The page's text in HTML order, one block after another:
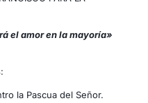
el amor en la mayoría»
la Pascua del Señor.